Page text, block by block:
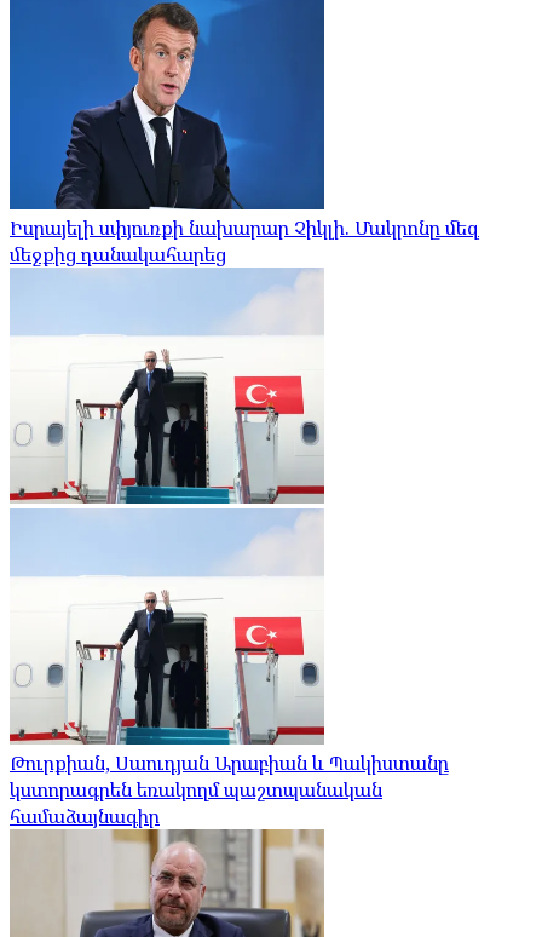
Իսրայելի սփյուռքի նախարար Չիկլի. Մակրոնը մեզ
մեջքից դանակահարեց
Թուրքիան, Սաուդյան Արաբիան և Պակիստանը
կստորագրեն եռակողմ պաշտպանական
համաձայնագիր